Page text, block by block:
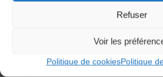
Refuser
Voir les
Politique de cookiesPolitique